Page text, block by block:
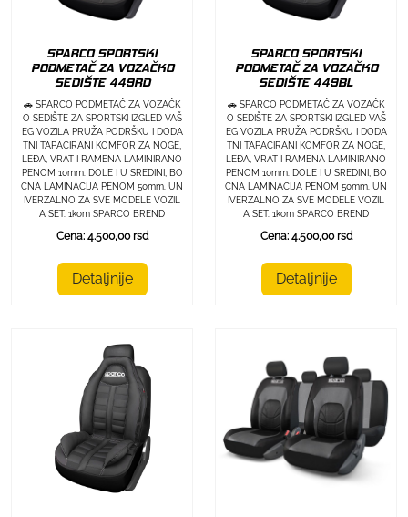
SPARCO SPORTSKI
PODMETAČ ZA VOZAČKO
SEDIŠTE 449RD
🚗 SPARCO PODMETAČ ZA VOZAČK
O SEDIŠTE ZA SPORTSKI IZGLED VAŠ
EG VOZILA PRUŽA PODRŠKU I DODA
TNI TAPACIRANI KOMFOR ZA NOGE,
LEĐA, VRAT I RAMENA LAMINIRANO
PENOM 10mm. DOLE I U SREDINI, BO
CNA LAMINACIJA PENOM 50mm. UN
IVERZALNO ZA SVE MODELE VOZIL
A SET: 1kom SPARCO BREND
Cena: 4.500,00 rsd
Detaljnije
SPARCO SPORTSKI
PODMETAČ ZA VOZAČKO
SEDIŠTE 449BL
🚗 SPARCO PODMETAČ ZA VOZAČK
O SEDIŠTE ZA SPORTSKI IZGLED VAŠ
EG VOZILA PRUŽA PODRŠKU I DODA
TNI TAPACIRANI KOMFOR ZA NOGE,
LEĐA, VRAT I RAMENA LAMINIRANO
PENOM 10mm. DOLE I U SREDINI, BO
CNA LAMINACIJA PENOM 50mm. UN
IVERZALNO ZA SVE MODELE VOZIL
A SET: 1kom SPARCO BREND
Cena: 4.500,00 rsd
Detaljnije